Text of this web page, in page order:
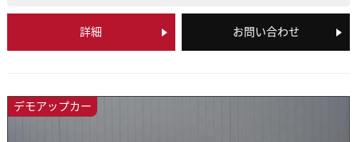
詳細 お問い合わせ
デモアップカー